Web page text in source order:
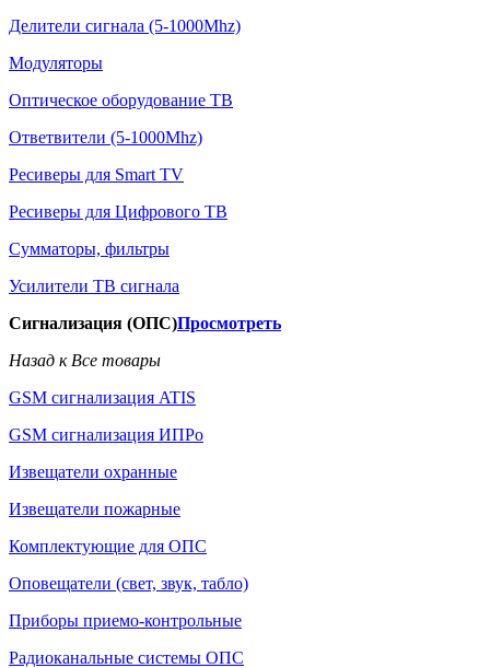
Делители сигнала (5-1000Mhz)
Модуляторы
Оптическое оборудование ТВ
Ответвители (5-1000Mhz)
Ресиверы для Smart TV
Ресиверы для Цифрового ТВ
Сумматоры, фильтры
Усилители ТВ сигнала
Сигнализация (ОПС)Просмотреть
Назад к Все товары
GSM сигнализация ATIS
GSM сигнализация ИПРо
Извещатели охранные
Извещатели пожарные
Комплектующие для ОПС
Оповещатели (свет, звук, табло)
Приборы приемо-контрольные
Радиоканальные системы ОПС